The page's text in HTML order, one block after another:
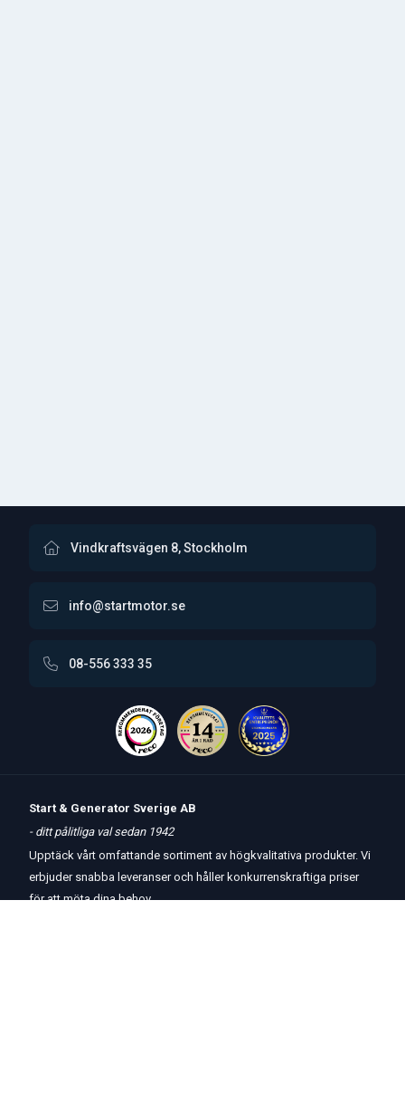
Vindkraftsvägen 8, Stockholm
info@startmotor.se
08-556 333 35
Start & Generator Sverige AB
- ditt pålitliga val sedan 1942
Upptäck vårt omfattande sortiment av högkvalitativa produkter. Vi
erbjuder snabba leveranser och håller konkurrenskraftiga priser
för att möta dina behov.